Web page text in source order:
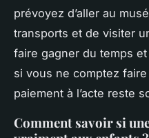
prévoyez d’aller au
transports et de visiter
faire gagner du temps et
si vous ne comptez
paiement à l’acte reste
Comment savoir si